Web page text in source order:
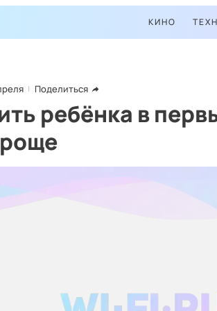
КИНО
Поделиться
ребёнка в